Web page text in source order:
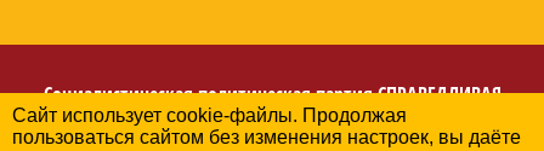
Социалистическая политическая партияСПРАВЕДЛИВАЯ
РОССИЯ
Сайт использует cookie-файлы. Продолжая
пользоваться сайтом без изменения настроек, вы даёте